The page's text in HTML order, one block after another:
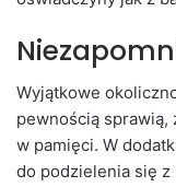
Wyjątkowe
pewnością sprawią,
w pamięci. W
do podzielenia się z